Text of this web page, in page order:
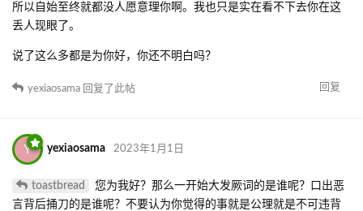
所以自始至终就都没人愿意理你啊。我也只是实在看不下去你在这
丢人现眼了。
说了这么多都是为你好，你还不明白吗？
回复
yexiaosama 回复了此帖
Y yexiaosama 2023年1月1日
toastbread
您为我好？那么一开始大发厥词的是谁呢？口出恶
言背后捅刀的是谁呢？不要认为你觉得的事就是公理就是不可违背